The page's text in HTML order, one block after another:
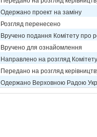
Одержано проект на заміну
Розгляд перенесено
Вручено подання Комітету про
Вручено для ознайомлення
Направлено на розгляд Комітету
Передано на розгляд
Одержано Верховною Радою